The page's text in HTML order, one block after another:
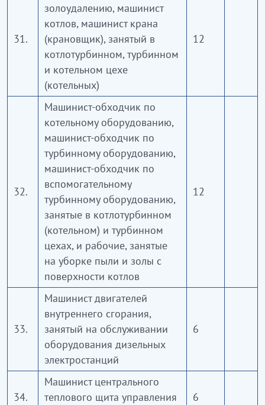
31.
золоудалению, машинист
котлов, машинист крана
(крановщик), занятый в
котлотурбинном, турбинном
и котельном цехе
(котельных)
12
32.
Машинист-обходчик по
котельному оборудованию,
машинист-обходчик по
турбинному оборудованию,
машинист-обходчик по
вспомогательному
турбинному оборудованию,
занятые в котлотурбинном
(котельном) и турбинном
цехах, и рабочие, занятые
на уборке пыли и золы с
поверхности котлов
12
33.
Машинист двигателей
внутреннего сгорания,
занятый на обслуживании
оборудования дизельных
электростанций
6
34.
Машинист центрального
теплового щита управления
6